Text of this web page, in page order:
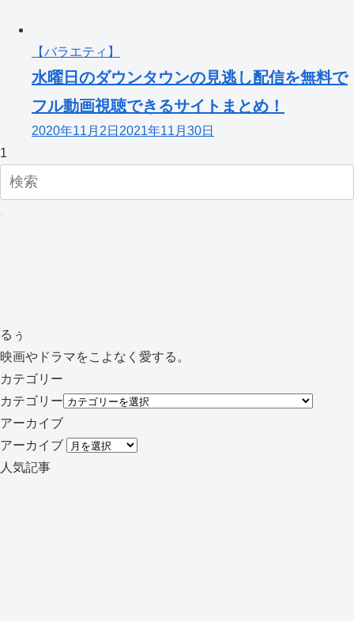
【バラエティ】
水曜日のダウンタウンの見逃し配信を無料で
フル動画視聴できるサイトまとめ！
2020年11月2日 2021年11月30日
1
るぅ
映画やドラマをこよなく愛する。
カテゴリー
カテゴリー
アーカイブ
アーカイブ
人気記事